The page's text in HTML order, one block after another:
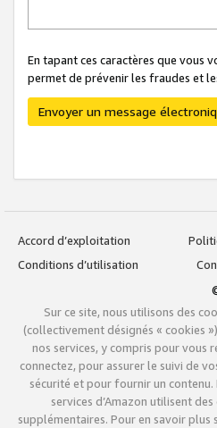
En tapant ces caractères que vous
permet de prévenir les fraudes et
Envoyer un message
Accord d’exploitation
Conditions d’utilisation
Sur ce site, nous utilisons des
(collectivement désignés « cookies
nos services, y compris pour vous
connectez, pour assurer le suivi de
sécurité et pour fournir un contenu.
services d’Amazon utilisent
supplémentaires. Pour en savoir